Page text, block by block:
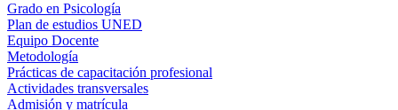
Grado en Psicología
Plan de estudios UNED
Equipo Docente
Metodología
Prácticas de capacitación profesional
Actividades transversales
Admisión y matrícula